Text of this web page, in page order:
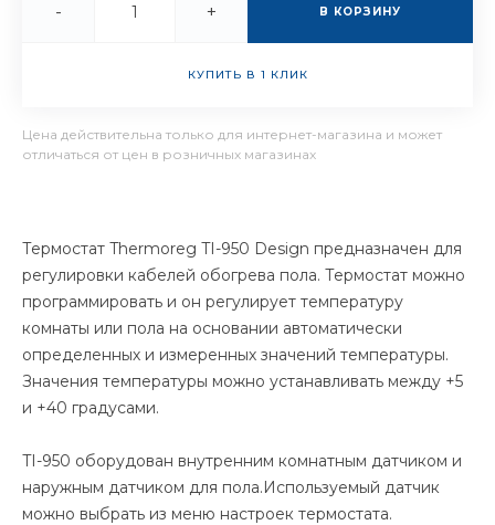
- + В КОРЗИНУ
КУПИТЬ В 1 КЛИК
Цена действительна только для интернет-магазина и может
отличаться от цен в розничных магазинах
Термостат Thermoreg TI-950 Design предназначен для
регулировки кабелей обогрева пола. Термостат можно
программировать и он регулирует температуру
комнаты или пола на основании автоматически
определенных и измеренных значений температуры.
Значения температуры можно устанавливать между +5
и +40 градусами.
TI-950 оборудован внутренним комнатным датчиком и
наружным датчиком для пола.Используемый датчик
можно выбрать из меню настроек термостата.